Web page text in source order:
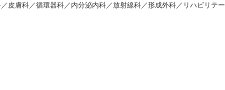
皮膚科／循環器科／内分泌内科／放射線科／形成外科／リハビリテー